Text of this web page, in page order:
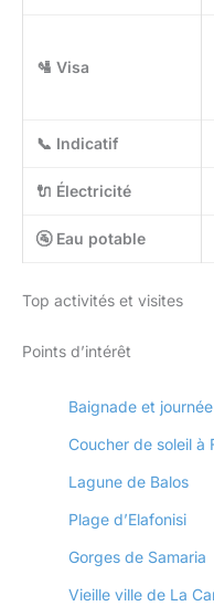
🛂 Visa
📞 Indicatif
🔌 Électricité
🚰 Eau potable
Top activités et visites
Points d’intérêt
Baignade et
Coucher de soleil à
Lagune de Balos
Plage d’Elafonisi
Gorges de Samaria
Vieille ville de La